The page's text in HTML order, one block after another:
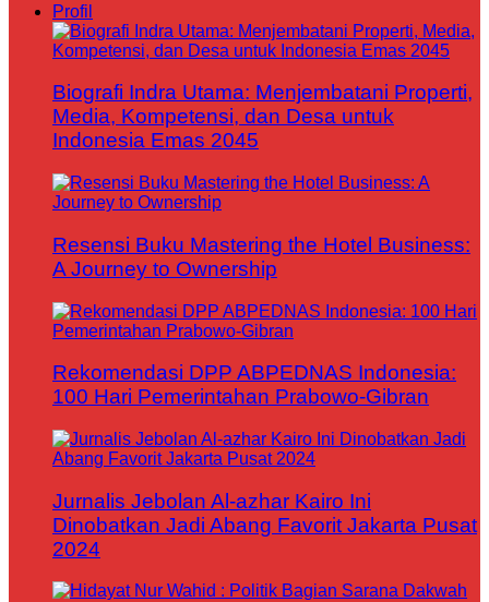
Profil
Biografi Indra Utama: Menjembatani Properti,
Media, Kompetensi, dan Desa untuk
Indonesia Emas 2045
Resensi Buku Mastering the Hotel Business:
A Journey to Ownership
Rekomendasi DPP ABPEDNAS Indonesia:
100 Hari Pemerintahan Prabowo-Gibran
Jurnalis Jebolan Al-azhar Kairo Ini
Dinobatkan Jadi Abang Favorit Jakarta Pusat
2024